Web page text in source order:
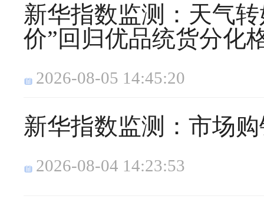
新华指数监测：天气
价”回归优品统货分化
2026-08-05 14:45:20
新华指数监测：市场
2026-08-04 14:23:53